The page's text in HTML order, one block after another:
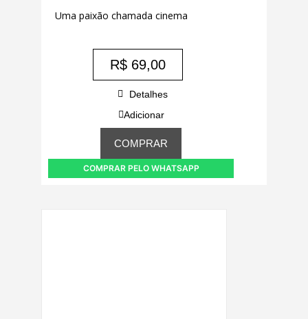
Uma paixão chamada cinema
R$69,00
Detalhes
Adicionar
COMPRAR
COMPRAR PELO WHATSAPP